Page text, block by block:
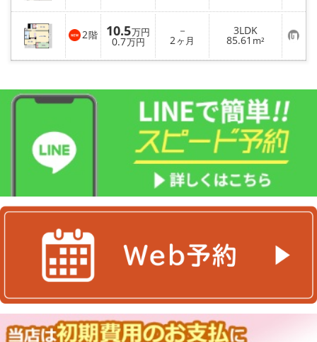
に
入
り
登
録
2階 10.5万円
0.7万円
－
2ヶ月
3LDK
85.61 m² お
気
に
登
録